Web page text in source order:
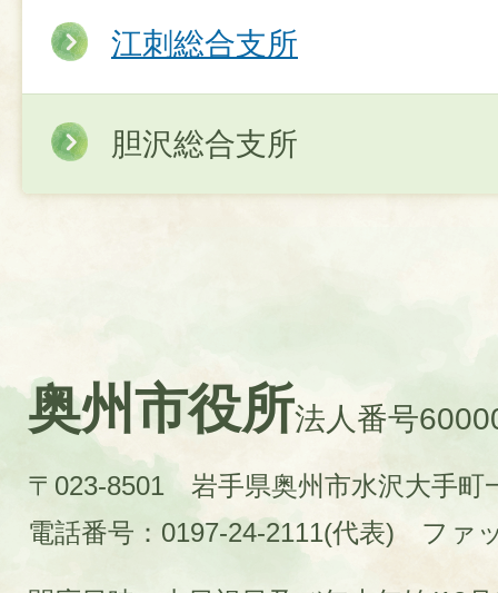
江刺総合支所
胆沢総合支所
奥州市役所法人番号
〒023-8501 岩手県奥州市水沢大手町
電話番号：0197-24-2111(代表)
ファ